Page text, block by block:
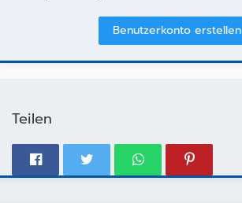
Benutzerkonto erstellen
Teilen